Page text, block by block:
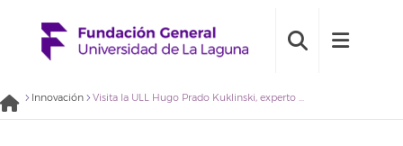
Innovación Visita la ULL Hugo Prado Kuklinski, experto en modelos disruptivos de escuelas y referente en ‘postdigitalismo’